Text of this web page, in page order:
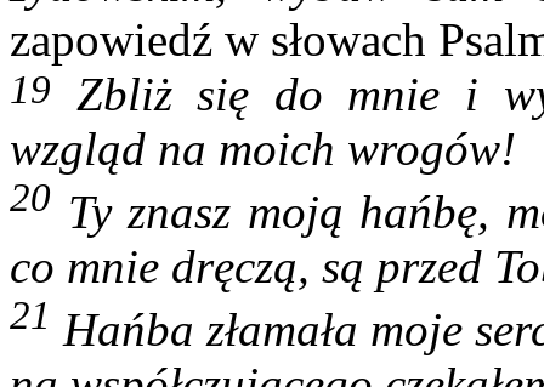
zapowiedź w słowach
19
Zbliż się do mnie i
wzgląd na moich wrogów!
20 Ty znasz moją hańbę,
co mnie dręczą, są przed
21 Hańba złamała moje